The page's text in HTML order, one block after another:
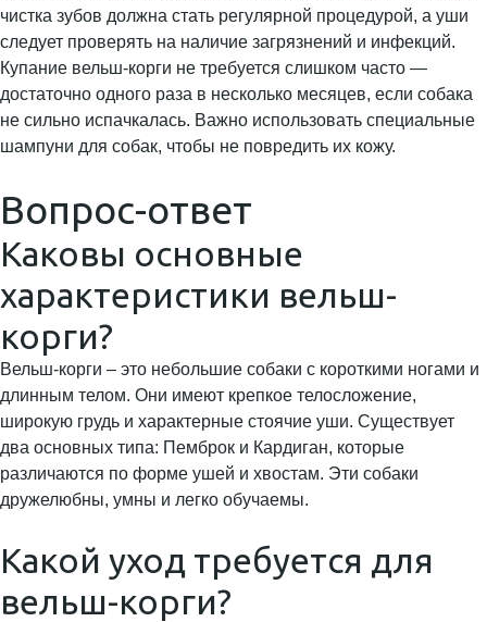
чистка зубов должна стать регулярной процедурой, а уши
следует проверять на наличие загрязнений и инфекций.
Купание вельш-корги не требуется слишком часто —
достаточно одного раза в несколько месяцев, если собака
не сильно испачкалась. Важно использовать специальные
шампуни для собак, чтобы не повредить их кожу.
Вопрос-ответ
Каковы основные
характеристики вельш-
корги?
Вельш-корги – это небольшие собаки с короткими ногами и
длинным телом. Они имеют крепкое телосложение,
широкую грудь и характерные стоячие уши. Существует
два основных типа: Пемброк и Кардиган, которые
различаются по форме ушей и хвостам. Эти собаки
дружелюбны, умны и легко обучаемы.
Какой уход требуется для
вельш-корги?